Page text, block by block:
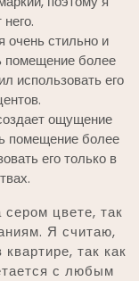
очень стильно и
помещение более
использовать его
ощущение
помещение более
его только в
цвете, так
Я считаю,
так как
с любым